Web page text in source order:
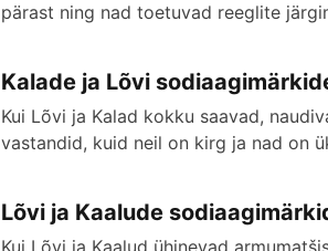
pärast ning nad toetuvad reeglite
Kalade ja Lõvi
Kui Lõvi ja Kalad kokku saavad,
vastandid, kuid neil on kirg ja nad on
Lõvi ja Kaalude
Kui Lõvi ja Kaalud ühinevad